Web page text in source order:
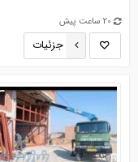
20 ساعت پیش
جزئیات